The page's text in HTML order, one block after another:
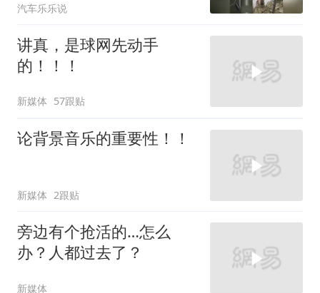
汽车乐乐说
讲真，是球网先动手
的！！！
新媒体 57跟贴
论背景音乐的重要性！！
新媒体 2跟贴
旁边有个抢活的…怎么
办？人都过去了？
新媒体